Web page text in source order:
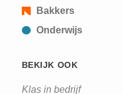
Bakkers
Onderwijs
BEKIJK OOK
Klas in bedrijf